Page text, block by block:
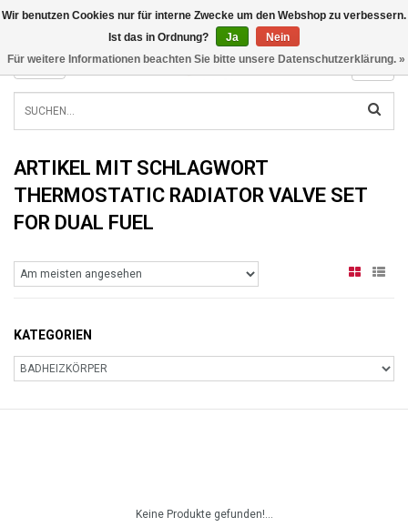
INFO@RADIATORS.SHOP
MENU
ARTIKEL MIT SCHLAGWORT
THERMOSTATIC RADIATOR VALVE SET
FOR DUAL FUEL
KATEGORIEN
Keine Produkte gefunden!...
Wir benutzen Cookies nur für interne Zwecke um den Webshop zu verbessern.
Ist das in Ordnung?
Ja
Nein
Für weitere Informationen beachten Sie bitte unsere Datenschutzerklärung. »